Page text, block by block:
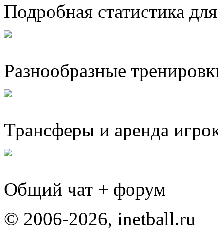
Подробная статистика
Разнообразные
Трансферы и аренда
Общий чат + форум
© 2006-2026, inetball.ru